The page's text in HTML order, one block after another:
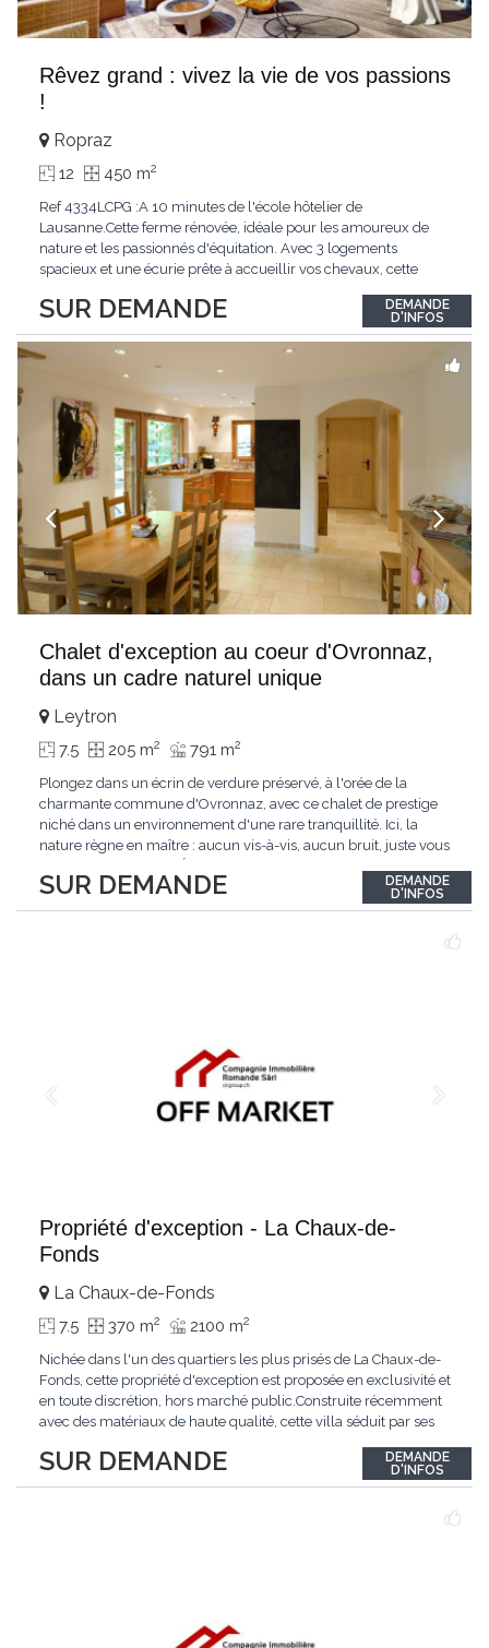
Rêvez grand : vivez la vie de vos passions
!
SUR DEMANDE
Ropraz
12 450 m2
Ref 4334LCPG :A 10 minutes de l'école hôtelier de
Lausanne.Cette ferme rénovée, idéale pour les amoureux de
nature et les passionnés d'équitation. Avec 3 logements
spacieux et une écurie prête à accueillir vos chevaux, cette
authentique et confort moderne. - 3 logements confortables :
duplex 2,5 pièces, duplex 4,5 pièces avec...
DEMANDE
D'INFOS
Chalet d'exception au coeur d'Ovronnaz,
dans un cadre naturel unique
SUR DEMANDE
Leytron
7.5 205 m2 791 m2
Plongez dans un écrin de verdure préservé, à l'orée de la
charmante commune d'Ovronnaz, avec ce chalet de prestige
niché dans un environnement d'une rare tranquillité. Ici, la
nature règne en maître : aucun vis-à-vis, aucun bruit, juste vous
par ses finitions de très haut standing et ses matériaux nobles.
Le bois de mélèze...
DEMANDE
D'INFOS
Propriété d'exception - La Chaux-de-
Fonds
SUR DEMANDE
La Chaux-de-Fonds
7.5 370 m2 2100 m2
Nichée dans l'un des quartiers les plus prisés de La Chaux-de-
Fonds, cette propriété d'exception est proposée en exclusivité et
en toute discrétion, hors marché public.Construite récemment
avec des matériaux de haute qualité, cette villa séduit par ses
remarquable.L'espace de vie s'ouvre sur un jardin avec piscine,
un véritable...
DEMANDE
D'INFOS